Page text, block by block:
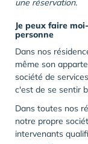
une réservation.
Je peux faire
personne
Dans nos
même son
société de
c'est de se sentir
Dans toutes nos
notre propre
intervenants